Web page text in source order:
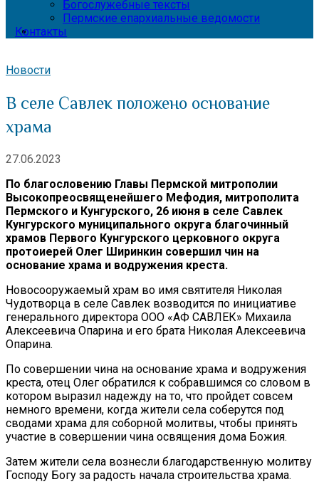
Богослужебные тексты
Пермские епархиальные ведомости
Контакты
Новости
В селе Савлек положено основание
храма
27.06.2023
По благословению Главы Пермской митрополии
Высокопреосвященейшего Мефодия, митрополита
Пермского и Кунгурского, 26 июня в селе Савлек
Кунгурского муниципального округа благочинный
храмов Первого Кунгурского церковного округа
протоиерей Олег Ширинкин совершил чин на
основание храма и водружения креста.
Новосооружаемый храм во имя святителя Николая
Чудотворца в селе Савлек возводится по инициативе
генерального директора ООО «АФ САВЛЕК» Михаила
Алексеевича Опарина и его брата Николая Алексеевича
Опарина.
По совершении чина на основание храма и водружения
креста, отец Олег обратился к собравшимся со словом в
котором выразил надежду на то, что пройдет совсем
немного времени, когда жители села соберутся под
сводами храма для соборной молитвы, чтобы принять
участие в совершении чина освящения дома Божия.
Затем жители села вознесли благодарственную молитву
Господу Богу за радость начала строительства храма.